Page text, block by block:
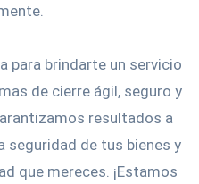
para brindarte un servicio
de cierre ágil, seguro y
resultados a
seguridad de tus bienes y
que mereces. ¡Estamos